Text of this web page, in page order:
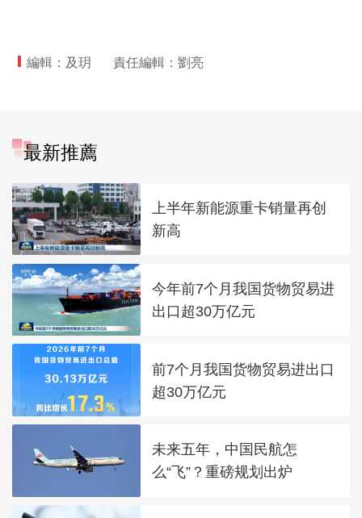
編輯：及玥 責任編輯：劉亮
最新推薦
上半年新能源重卡销量再创
新高
今年前7个月我国货物贸易进
出口超30万亿元
前7个月我国货物贸易进出口
超30万亿元
未来五年，中国民航怎
么“飞”？重磅规划出炉